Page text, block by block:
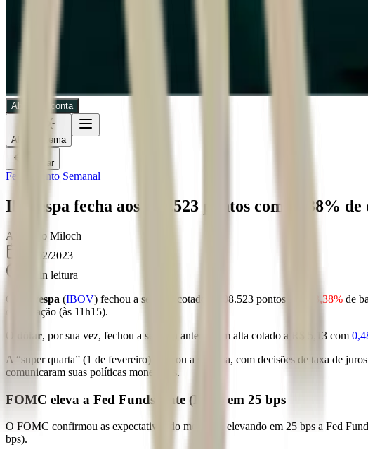
Abra sua conta
Alternar tema
Voltar
Fechamento Semanal
Ibovespa fecha aos 108.523 pontos com -3,38% de
A
Angelo Miloch
06/02/2023
min leitura
O
Ibovespa (IBOV) fechou a semana cotado a 108.523 pontos com -3,38% de
de variação (às 11h15).
dólar, por sua vez, fechou a semana anterior em alta cotado a R$ 5,13 com
A “super quarta” (1 de fevereiro) marcou a semana, com decisões de taxa de
comunicaram suas políticas monetárias.
FOMC eleva a Fed Funds Rate (FFR) em 25 bps
O FOMC confirmou as expectativas do mercado, elevando em 25 bps a Fed
bps).